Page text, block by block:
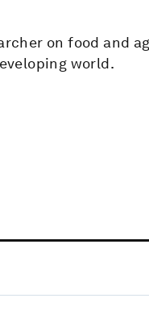
on food and
world.